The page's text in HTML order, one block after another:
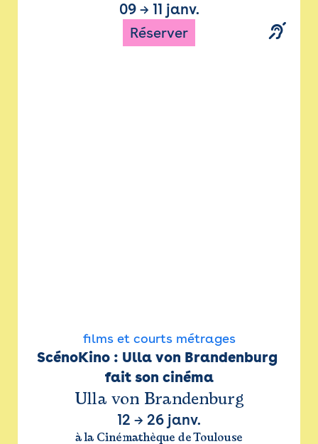
09→ 11 janv.
Réserver
films et courts métrages
ScénoKino : Ulla von Brandenburg
fait son cinéma
Ulla von Brandenburg
12 → 26 janv.
à la Cinémathèque de Toulouse